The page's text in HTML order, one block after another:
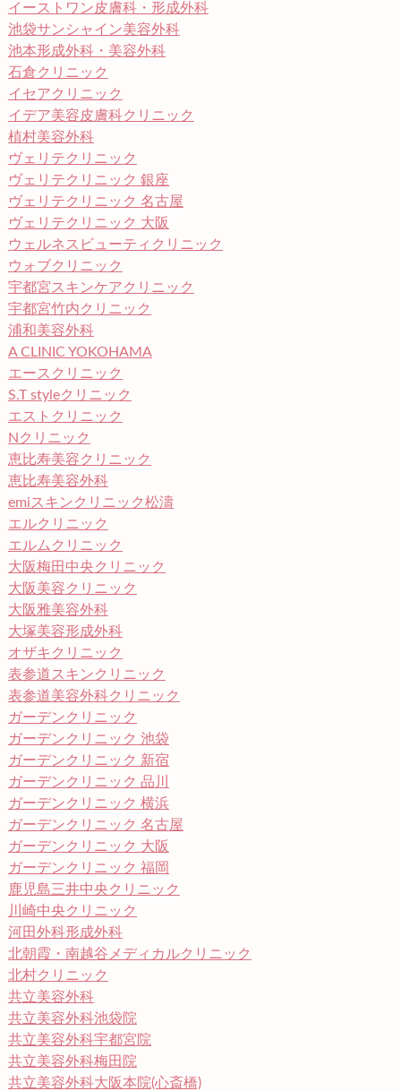
イーストワン皮膚科・形成外科
池袋サンシャイン美容外科
池本形成外科・美容外科
石倉クリニック
イセアクリニック
イデア美容皮膚科クリニック
植村美容外科
ヴェリテクリニック
ヴェリテクリニック 銀座
ヴェリテクリニック 名古屋
ヴェリテクリニック 大阪
ウェルネスビューティクリニック
ウォブクリニック
宇都宮スキンケアクリニック
宇都宮竹内クリニック
浦和美容外科
A CLINIC YOKOHAMA
エースクリニック
S.T styleクリニック
エストクリニック
Nクリニック
恵比寿美容クリニック
恵比寿美容外科
emiスキンクリニック松濤
エルクリニック
エルムクリニック
大阪梅田中央クリニック
大阪美容クリニック
大阪雅美容外科
大塚美容形成外科
オザキクリニック
表参道スキンクリニック
表参道美容外科クリニック
ガーデンクリニック
ガーデンクリニック 池袋
ガーデンクリニック 新宿
ガーデンクリニック 品川
ガーデンクリニック 横浜
ガーデンクリニック 名古屋
ガーデンクリニック 大阪
ガーデンクリニック 福岡
鹿児島三井中央クリニック
川崎中央クリニック
河田外科形成外科
北朝霞・南越谷メディカルクリニック
北村クリニック
共立美容外科
共立美容外科池袋院
共立美容外科宇都宮院
共立美容外科梅田院
共立美容外科大阪本院(心斎橋)